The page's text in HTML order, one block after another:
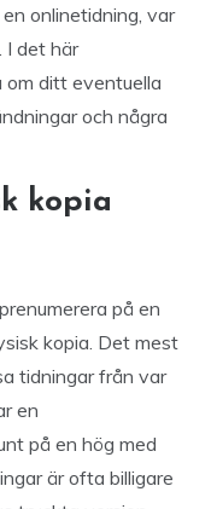
onlinetidning, var
I det här
ditt eventuella
och några
kopia
på en
kopia. Det mest
tidningar från var
en
på en hög med
är ofta billigare